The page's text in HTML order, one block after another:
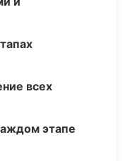
всех
этапе